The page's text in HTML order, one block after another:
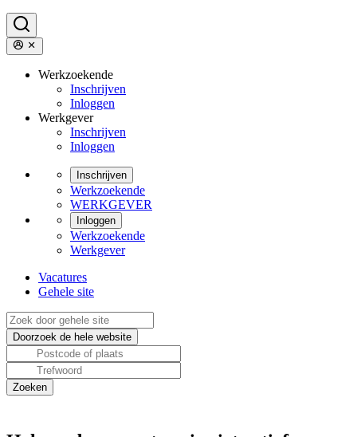
Werkzoekende
Inschrijven
Inloggen
Werkgever
Inschrijven
Inloggen
Inschrijven
Werkzoekende
WERKGEVER
Inloggen
Werkzoekende
Werkgever
Vacatures
Gehele site